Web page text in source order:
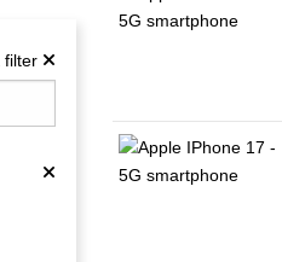
filter